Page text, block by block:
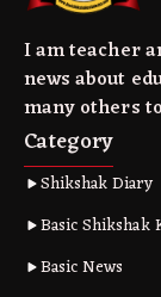
I am teacher
news about
many others
Category
Shikshak Diary
Basic Shikshak
Basic News